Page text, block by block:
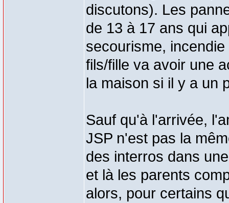
discutons). Les
de 13 à 17 ans qui
secourisme,
fils/fille va avoir une
la maison si il y a un
Sauf qu'à l'arrivée,
JSP n'est pas la
des interros dans
et là les parents
alors, pour certains